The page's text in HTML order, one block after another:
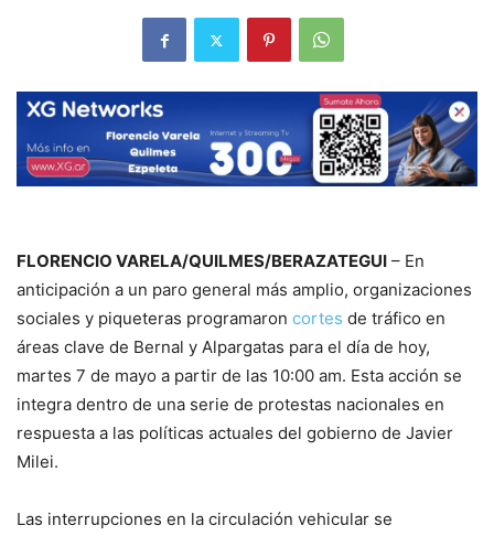
FLORENCIO VARELA/QUILMES/BERAZATEGUI – En
anticipación a un paro general más amplio, organizaciones
sociales y piqueteras programaron cortes de tráfico en
áreas clave de Bernal y Alpargatas para el día de hoy,
martes 7 de mayo a partir de las 10:00 am. Esta acción se
integra dentro de una serie de protestas nacionales en
respuesta a las políticas actuales del gobierno de Javier
Milei.
Las interrupciones en la circulación vehicular se